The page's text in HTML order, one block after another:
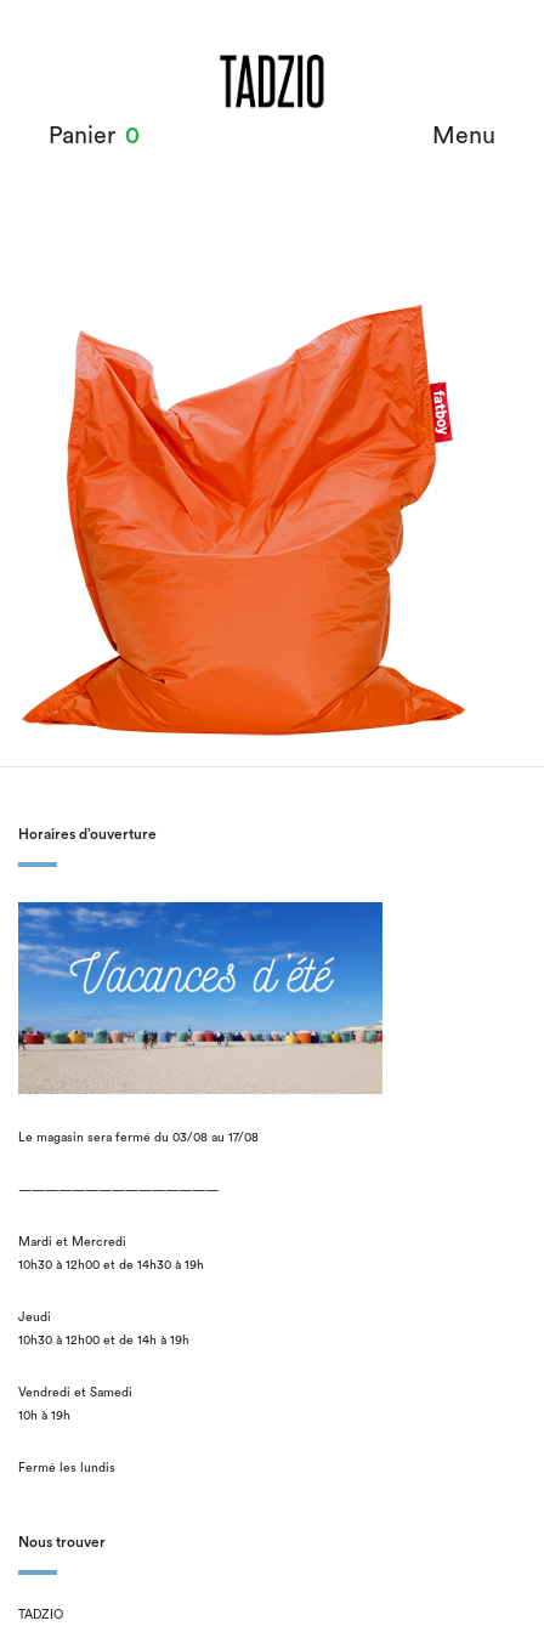
Panier 0 Menu
Horaires d’ouverture
Le magasin sera fermé du 03/08 au 17/08
———————————————
Mardi et Mercredi
10h30 à 12h00 et de 14h30 à 19h
Jeudi
10h30 à 12h00 et de 14h à 19h
Vendredi et Samedi
10h à 19h
Fermé les lundis
Nous trouver
TADZIO